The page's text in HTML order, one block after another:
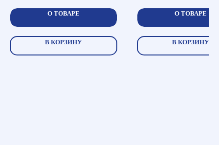
О ТОВАРЕ
В КОРЗИНУ
О ТОВАРЕ
В КОРЗИНУ